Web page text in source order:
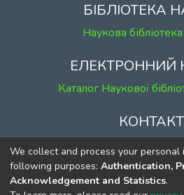
БІБЛІОТЕКА
Наукова
ЕЛЕКТРОННИЙ
Каталог Наукової
м. Київ, вул. Григорія
к. 1, к. 120
тел. (044) 463-
We collect and process your
following purposes: Authentication,
Acknowledgement and Statistics.